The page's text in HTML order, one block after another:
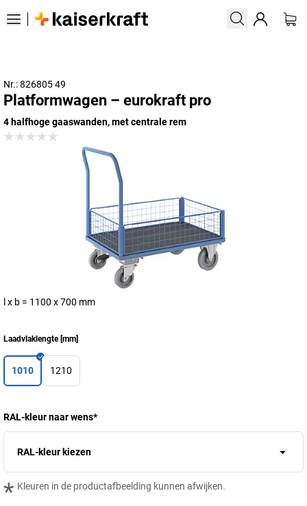
Nr.: 826805 49
Platformwagen – eurokraft pro
4 halfhoge gaaswanden, met centrale rem
l x b = 1100 x 700 mm
Laadvlaklengte[mm]
1010 1210
RAL-kleur naar wens*
RAL-kleur kiezen
* Kleuren in de productafbeelding kunnen afwijken.